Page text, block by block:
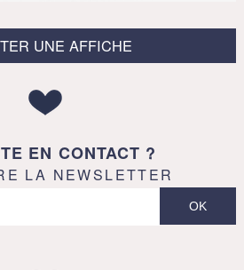
UNE AFFICHE
EN CONTACT ?
LA NEWSLETTER